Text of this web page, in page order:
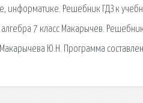
информатике. Решебник ГДЗ к
7 класс Макарычев.
Ю.Н. Программа